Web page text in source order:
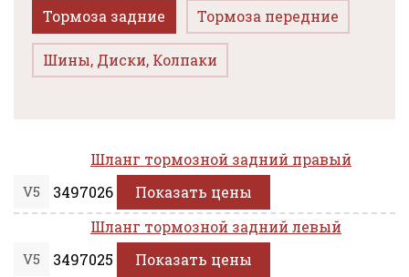
Тормоза задние Тормоза передние
Шины, Диски, Колпаки
Шланг тормозной задний правый
V5 3497026
Показать цены
Шланг тормозной задний левый
V5 3497025 Показать цены